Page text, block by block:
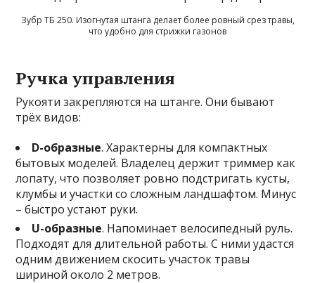
Зубр ТБ 250. Изогнутая штанга делает более ровный срез травы,
что удобно для стрижки газонов
Ручка управления
Рукояти закрепляются на штанге. Они бывают
трёх видов:
D-образные. Характерны для компактных
бытовых моделей. Владелец держит триммер как
лопату, что позволяет ровно подстригать кусты,
клумбы и участки со сложным ландшафтом. Минус
– быстро устают руки.
U-образные. Напоминает велосипедный руль.
Подходят для длительной работы. С ними удастся
одним движением скосить участок травы
шириной около 2 метров.